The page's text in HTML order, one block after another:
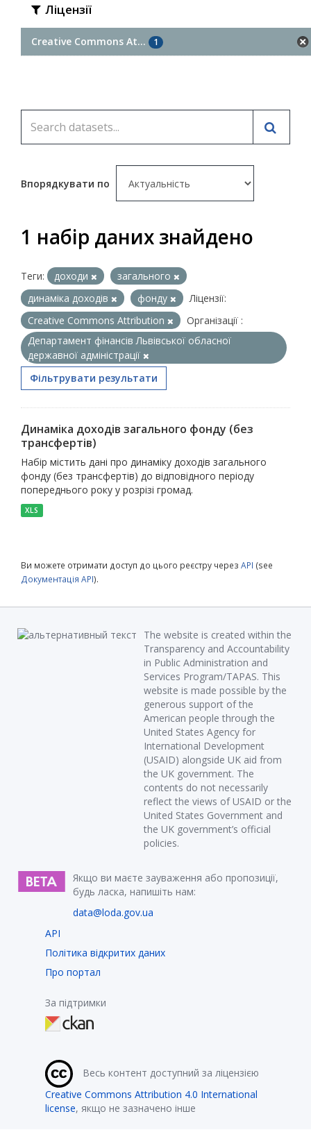
Ліцензії
Creative Commons At... 1
Впорядкувати по
1 набір даних знайдено
Теги: доходи
загального
динаміка доходів
фонду
Ліцензії:
Creative Commons Attribution
Організації :
Департамент фінансів Львівської обласної
державної адміністрації
Фільтрувати результати
Динаміка доходів загального фонду (без
трансфертів)
Набір містить дані про динаміку доходів загального
фонду (без трансфертів) до відповідного періоду
попереднього року у розрізі громад.
XLS
Ви можете отримати доступ до цього реєстру через API (see
Документація API).
The website is created within the
Transparency and Accountability
in Public Administration and
Services Program/TAPAS. This
website is made possible by the
generous support of the
American people through the
United States Agency for
International Development
(USAID) alongside UK aid from
the UK government. The
contents do not necessarily
reflect the views of USAID or the
United States Government and
the UK government’s official
policies.
Якщо ви маєте зауваження або пропозиції,
будь ласка, напишіть нам:
data@loda.gov.ua
API
Політика відкритих даних
Про портал
За підтримки
Весь контент доступний за ліцензією
Creative Commons Attribution 4.0 International
license, якщо не зазначено інше